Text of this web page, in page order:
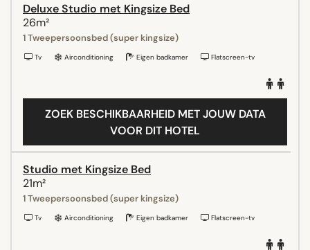
Deluxe Studio met Kingsize Bed
26m²
1 Tweepersoonsbed (super kingsize)
Tv Airconditioning Eigen badkamer Flatscreen-tv
ZOEK BESCHIKBAARHEID MET JOUW DATA
VOOR DIT HOTEL
Studio met Kingsize Bed
21m²
1 Tweepersoonsbed (super kingsize)
Tv Airconditioning Eigen badkamer Flatscreen-tv